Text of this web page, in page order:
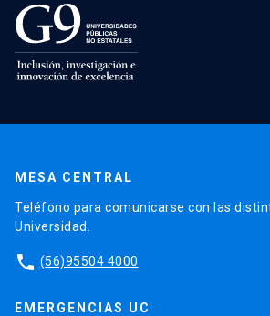
MESA CENTRAL
Teléfono para comunicarse con las
Universidad.
phone (56)95504 4000
EMERGENCIAS UC